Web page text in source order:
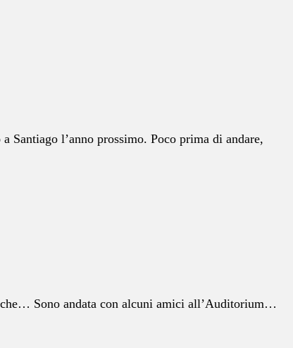
Santiago l’anno prossimo. Poco prima di andare,
che… Sono andata con alcuni amici all’Auditorium…